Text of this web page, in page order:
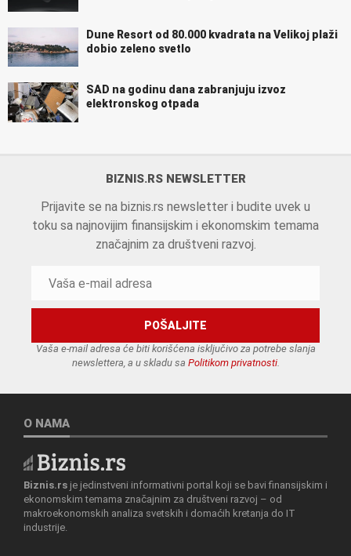
Dune Resort od 80.000 kvadrata na Velikoj plaži
dobio zeleno svetlo
SAD na godinu dana zabranjuju izvoz
elektronskog otpada
BIZNIS.RS NEWSLETTER
Prijavite se na biznis.rs newsletter i budite uvek u
toku sa najnovijim finansijskim i ekonomskim temama
značajnim za društveni razvoj.
Vaša e-mail adresa će biti korišćena isključivo za potrebe slanja
newslettera, a u skladu sa Politikom privatnosti.
O NAMA
Biznis.rs je jedinstveni informativni portal koji se bavi finansijskim i
ekonomskim temama značajnim za društveni razvoj – od
makroekonomskih analiza svetskih i domaćih kretanja do IT
industrije.